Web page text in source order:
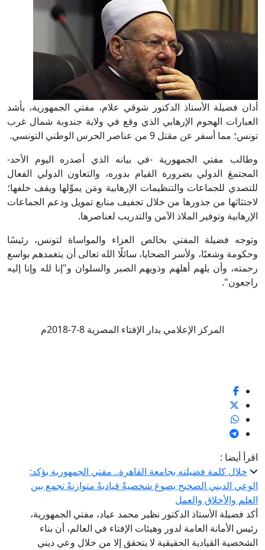
أدان فضيلة الأستاذ الدكتور شوقي علام، مفتي الجمهورية، بأشد
العبارات الهجوم الإرهابي الذي وقع في ولاية جندوبة شمال غرب
تونس؛ مما أسفر عن مقتل 9 من عناصر الحرس الوطني التونسي.
وطالب مفتي الجمهورية -في بيانه الذي أصدره اليوم الأحد-
المجتمعَ الدولي بضرورة القيام بدوره، والتعاون الدولي الفعال
للتصدي للجماعات والتنظيمات الإرهابية ومَن يموِّلها ويقف خلفها؛
لاجتثاثها من جذورها من خلال تجفيف منابع تمويل ودعم الجماعات
الإرهابية وتوفير الملاذ الآمن والتدريب لعناصرها.
وتوجه فضيلة المفتي بخالص العزاء والمواساة لتونس، رئيسًا
وحكومة وشعبًا، ولأسر الضحايا، سائلًا الله تعالى أن يتغمدهم بواسع
رحمته، وأن يلهم أهلهم وذويهم الصبر والسلوان و"إنا لله وإنا إليه
راجعون".
المركز الإعلامي بدار الإفتاء المصرية 8-7-2018م
اقرأ أيضا :
خلال كلمة فضيلته بجامعة القاهرة.. مفتي الجمهورية يؤكد:
الوعي الديني الصحيح يصوغ شخصيةً قياديةً متوازنةً تجمع بين
العلم والأخلاق والعمل
أكد فضيلة الأستاذ الدكتور نظير محمد عياد، مفتي الجمهورية،
رئيس الأمانة العامة لدور وهيئات الإفتاء في العالم، أن بناء
الشخصية القيادية الحقيقية لا يتحقق إلا من خلال وعي ديني